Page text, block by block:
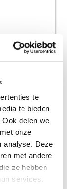
te
te bieden
delen we
onze
analyse. Deze
met andere
ze hebben
services.
Our
My
de
Elk